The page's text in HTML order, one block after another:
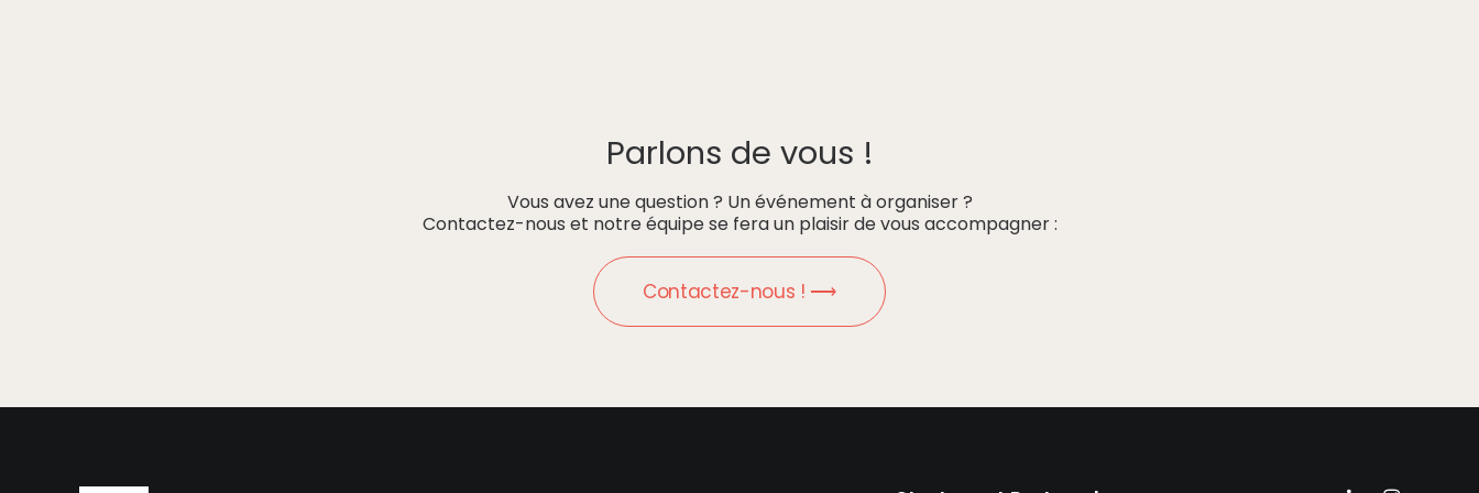
Parlons de vous !
Vous avez une question ? Un événement à organiser ?
Contactez-nous et notre équipe se fera un plaisir de vous accompagner :
Contactez-nous ! ⟶